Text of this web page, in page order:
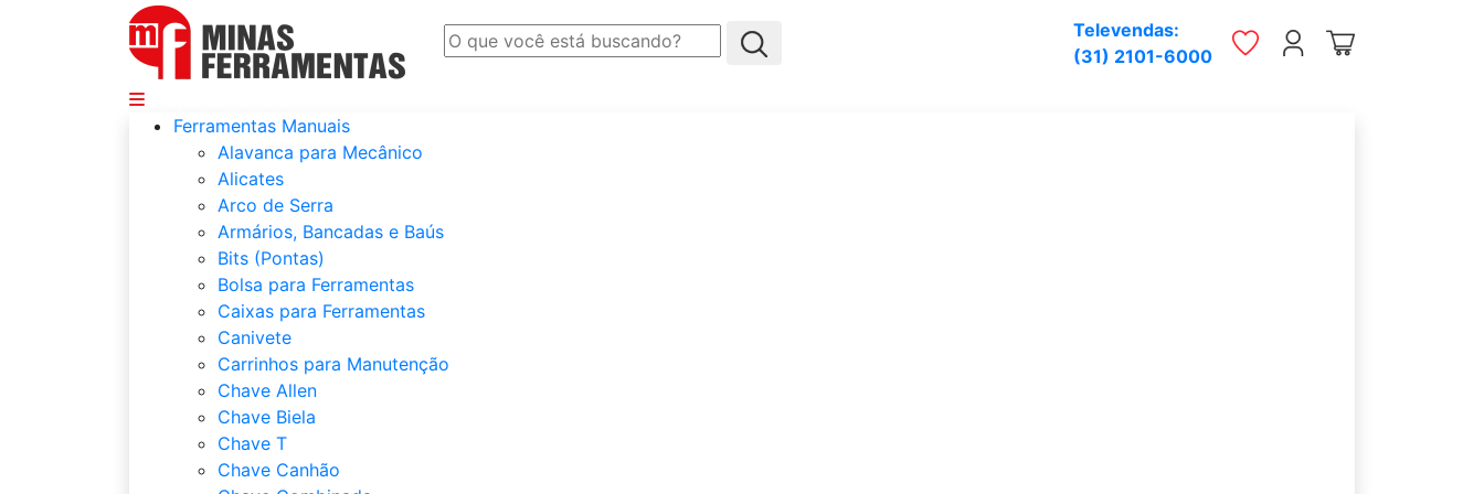
Televendas:
(31) 2101-6000
Ferramentas Manuais
Alavanca para Mecânico
Alicates
Arco de Serra
Armários, Bancadas e Baús
Bits (Pontas)
Bolsa para Ferramentas
Caixas para Ferramentas
Canivete
Carrinhos para Manutenção
Chave Allen
Chave Biela
Chave T
Chave Canhão